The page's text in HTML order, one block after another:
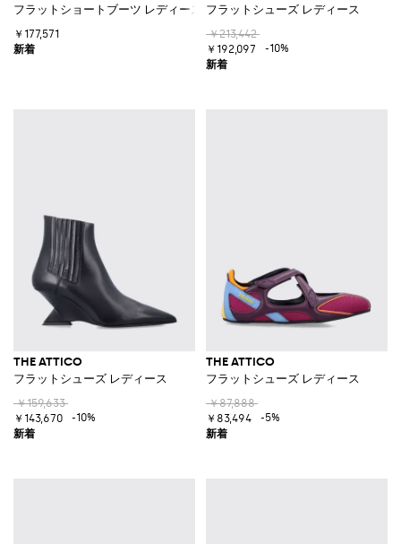
フラットショートブーツ レディース
￥177,571
フラットシューズ レディース
￥213,442
￥192,097
-10%
THE ATTICO
フラットシューズ レディース
￥159,633
￥143,670
-10%
THE ATTICO
フラットシューズ レディース
￥87,888
￥83,494
-5%